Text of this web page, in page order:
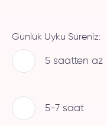
Günlük Uyku Süreniz:
5 saatten az
5-7 saat